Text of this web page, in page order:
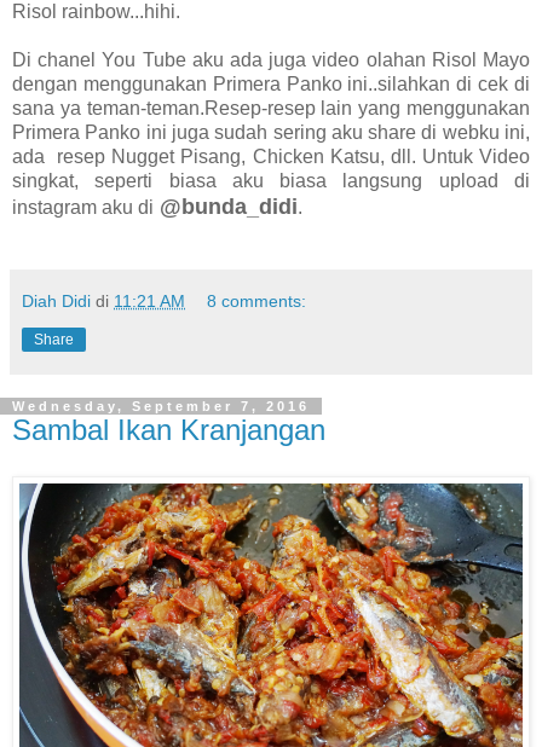
Risol rainbow...hihi.
Di chanel You Tube aku ada juga video olahan Risol Mayo
dengan menggunakan Primera Panko ini..silahkan di cek di
sana ya teman-teman.Resep-resep lain yang menggunakan
Primera Panko ini juga sudah sering aku share di webku ini,
ada resep Nugget Pisang, Chicken Katsu, dll. Untuk Video
singkat, seperti biasa aku biasa langsung upload di
instagram aku di @bunda_didi.
Diah Didi di 11:21 AM 8 comments:
Share
Wednesday, September 7, 2016
Sambal Ikan Kranjangan